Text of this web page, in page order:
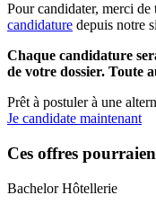
Pour candidater, merci de
candidature depuis notre
Chaque candidature
de votre dossier. Toute
Prêt à postuler à une
Je candidate maintenant
Ces offres
Bachelor Hôtellerie